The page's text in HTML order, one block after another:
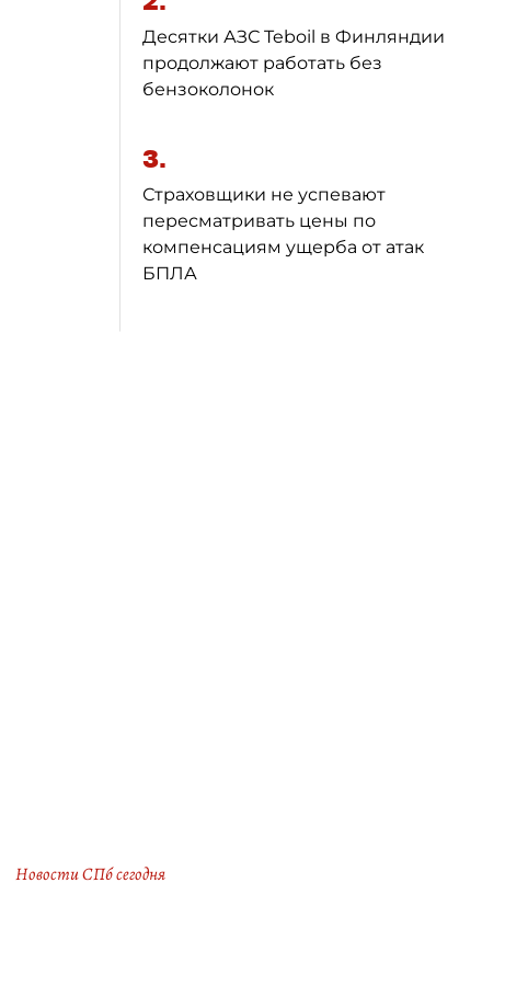
Десятки АЗС Teboil в Финляндии
продолжают работать без
бензоколонок
3.
Страховщики не успевают
пересматривать цены по
компенсациям ущерба от атак
БПЛА
Новости СПб сегодня